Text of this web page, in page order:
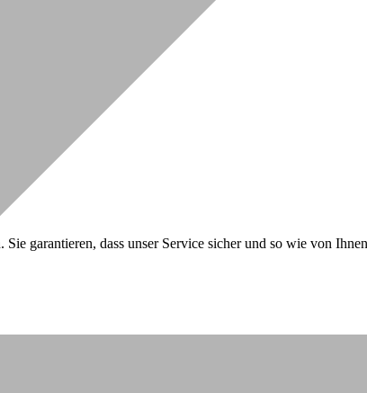
garantieren, dass unser Service sicher und so wie von